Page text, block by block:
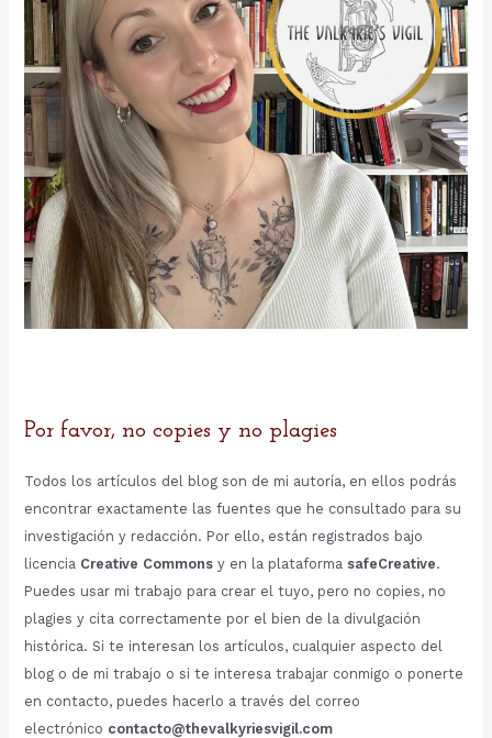
Por favor, no copies y no plagies
Todos los artículos del blog son de mi autoría, en ellos podrás
encontrar exactamente las fuentes que he consultado para su
investigación y redacción. Por ello, están registrados bajo
licencia Creative Commonsy en la plataforma safeCreative.
Puedes usar mi trabajo para crear el tuyo, pero no copies, no
plagies y cita correctamente por el bien de la divulgación
histórica. Si te interesan los artículos, cualquier aspecto del
blog o de mi trabajo o si te interesa trabajar conmigo o ponerte
en contacto, puedes hacerlo a través del correo
electrónico contacto@thevalkyriesvigil.com